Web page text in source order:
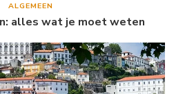
ALGEMEEN
alles wat je moet weten